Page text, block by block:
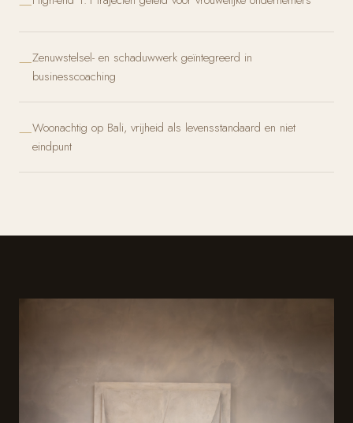
Zenuwstelsel- en schaduwwerk geïntegreerd in
businesscoaching
Woonachtig op Bali, vrijheid als levensstandaard en niet
eindpunt